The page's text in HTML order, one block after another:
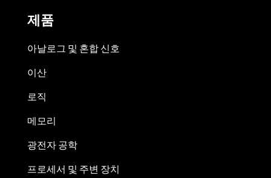
제품
아날로그 및 혼합 신호
이산
로직
메모리
광전자 공학
프로세서 및 주변 장치